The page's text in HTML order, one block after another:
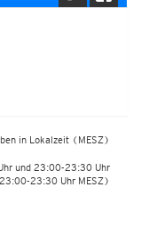
in Lokalzeit (MESZ)
und 23:00-23:30 Uhr
23:30 Uhr MESZ)